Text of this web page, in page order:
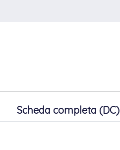
Scheda completa (DC)